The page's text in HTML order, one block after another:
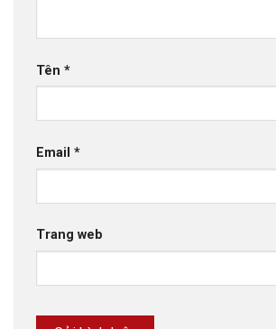
Tên *
Email *
Trang web